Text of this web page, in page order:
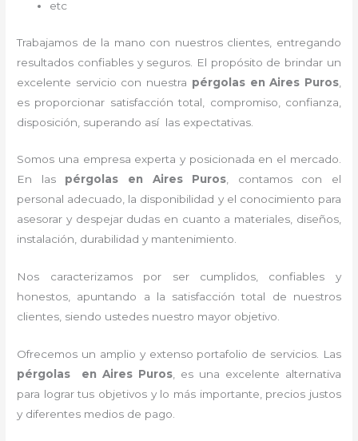
etc
Trabajamos de la mano con nuestros clientes, entregando
resultados confiables y seguros. El propósito de brindar un
excelente servicio con nuestra pérgolas en Aires Puros,
es proporcionar satisfacción total, compromiso, confianza,
disposición, superando así las expectativas.
Somos una empresa experta y posicionada en el mercado.
En las pérgolas en Aires Puros, contamos con el
personal adecuado, la disponibilidad y el conocimiento para
asesorar y despejar dudas en cuanto a materiales, diseños,
instalación, durabilidad y mantenimiento.
Nos caracterizamos por ser cumplidos, confiables y
honestos, apuntando a la satisfacción total de nuestros
clientes, siendo ustedes nuestro mayor objetivo.
Ofrecemos un amplio y extenso portafolio de servicios. Las
pérgolas en Aires Puros , es una excelente alternativa
para lograr tus objetivos y lo más importante, precios justos
y diferentes medios de pago.